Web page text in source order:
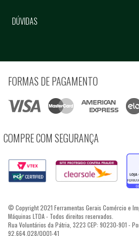
DÚVIDAS
FORMAS DE PAGAMENTO
COMPRE COM SEGURANÇA
© Copyright 2021 Ferramentas Gerais Comércio e
Máquinas LTDA - Todos direitos reservados.
Rua Voluntários da Pátria, 3223 CEP: 90230-901 -
92.664.028/0001-41